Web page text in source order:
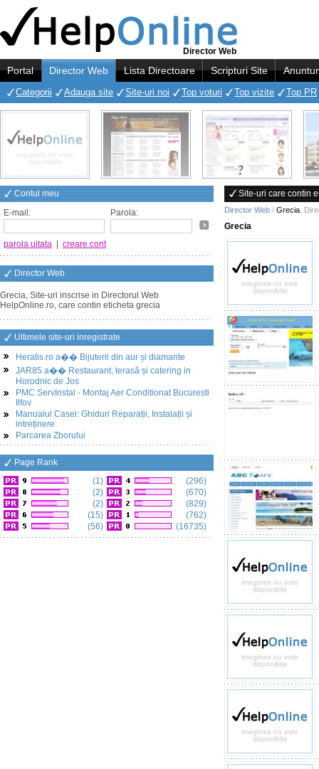
Director Web
Portal Director Web Lista Directoare Scripturi Site
Categorii Adauga site Site-uri noi Top voturi Top vizite Top PR
Contul meu
E-mail:
Parola:
parola uitata creare cont
Director Web
Grecia, Site-uri inscrise in Directorul Web
HelpOnline.ro, care contin eticheta grecia
Ultimele site-uri inregistrate
Heratis.ro a�� Bijuterii din aur și diamante
JAR85 a�� Restaurant, terasă și catering in
Horodnic de Jos
PMC ServInstal - Montaj Aer Conditionat Bucuresti
Ilfov
Manualul Casei: Ghiduri Reparații, Instalații și
intreținere
Parcarea Zborului
Page Rank
(1)
(2)
(2)
(15)
(56)
(296)
(670)
(829)
(762)
(16735)
Site-uri care contin
Director Web / Grecia
Grecia